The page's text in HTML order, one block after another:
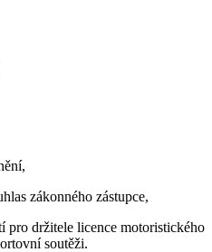
zákonného zástupce,
držitele licence motoristického
soutěži.